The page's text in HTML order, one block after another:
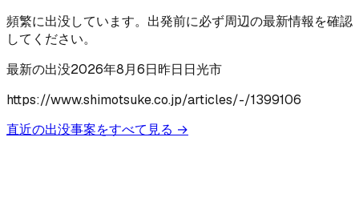
頻繁に出没しています。出発前に必ず周辺の最新情報を確認
してください。
最新の出没2026年8月6日昨日日光市
https://www.shimotsuke.co.jp/articles/-/1399106
直近の出没事案をすべて見る →